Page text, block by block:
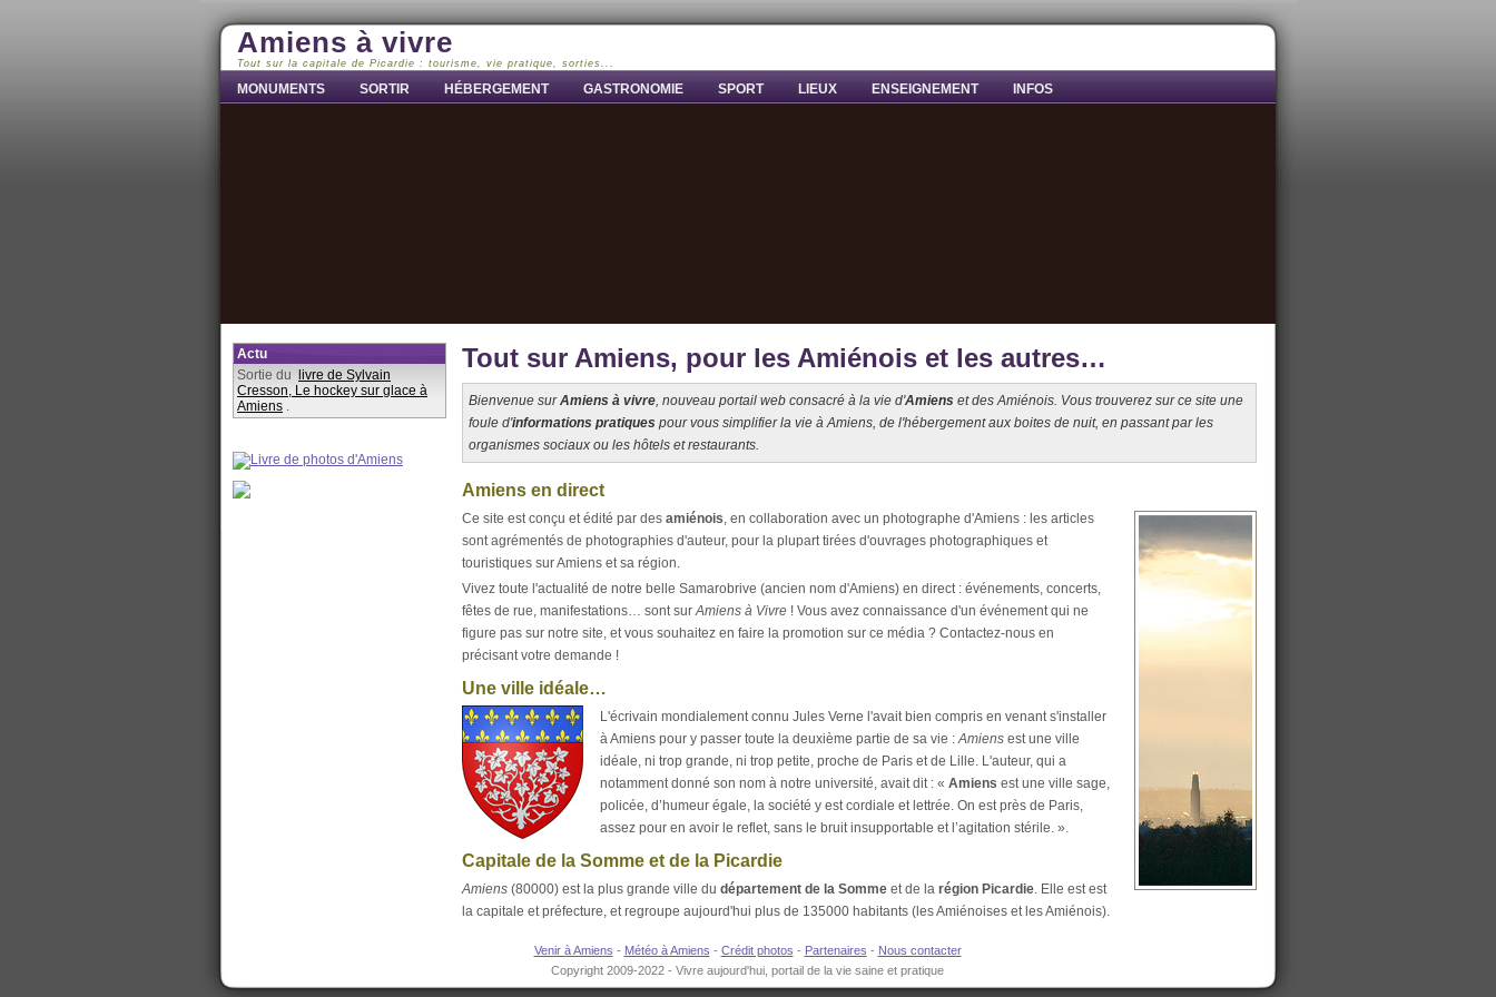
Tout sur Amiens, pour les Amiénois et les autres…
Bienvenue surAmiens à vivre, nouveau portail web consacré à la vie d'Amiens et des Amiénois. Vous trouverez sur ce site une
foule d'informations pratiques pour vous simplifier la vie à Amiens, de l'hébergement aux boites de nuit, en passant par les
organismes sociaux ou les hôtels et restaurants.
Amiens en direct
Ce site est conçu et édité par des amiénois, en collaboration avec un photographe d'Amiens : les articles
sont agrémentés de photographies d'auteur, pour la plupart tirées d'ouvrages photographiques et
touristiques sur Amiens et sa région.
Vivez toute l'actualité de notre belle Samarobrive (ancien nom d'Amiens) en direct : événements, concerts,
fêtes de rue, manifestations… sont surAmiens à Vivre ! Vous avez connaissance d'un événement qui ne
figure pas sur notre site, et vous souhaitez en faire la promotion sur ce média ? Contactez-nous en
précisant votre demande !
Une ville idéale…
L'écrivain mondialement connu Jules Verne l'avait bien compris en venant s'installer
à Amiens pour y passer toute la deuxième partie de sa vie :Amiens est une ville
idéale, ni trop grande, ni trop petite, proche de Paris et de Lille. L'auteur, qui a
notamment donné son nom à notre université, avait dit : « Amiens est une ville sage,
policée, d’humeur égale, la société y est cordiale et lettrée. On est près de Paris,
assez pour en avoir le reflet, sans le bruit insupportable et l’agitation stérile. ».
Capitale de la Somme et de la Picardie
Amiens (80000) est la plus grande ville du département de la Somme et de la région Picardie. Elle est est
la capitale et préfecture, et regroupe aujourd'hui plus de 135000 habitants (les Amiénoises et les Amiénois).
Actu
Sortie du
livre de Sylvain
Cresson, Le hockey sur glace à
Amiens .
Venir à Amiens - Météo à Amiens - Crédit photos - Partenaires - Nous contacter
Copyright 2009-2022 - Vivre aujourd'hui, portail de la vie saine et pratique
Amiens à vivre
Tout sur la capitale de Picardie : tourisme, vie pratique, sorties...
MONUMENTS SORTIR HÉBERGEMENT GASTRONOMIE SPORT LIEUX ENSEIGNEMENT INFOS